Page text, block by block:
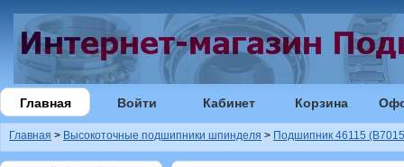
Главная Войти Кабинет Корзина
Главная > Высокоточные подшипники шпинделя > Подшипник 46115